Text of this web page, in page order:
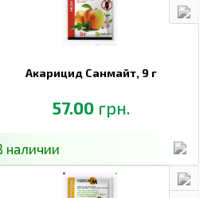
Акарицид Санмайт, 9 г
57.00 грн.
наличии